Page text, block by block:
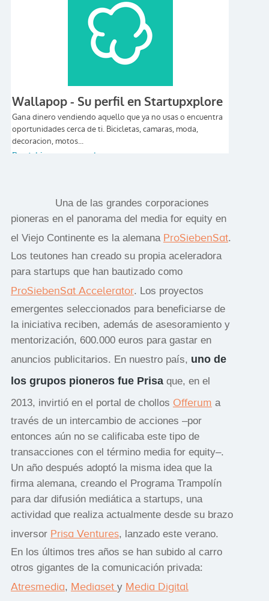
Una de las grandes corporaciones
pioneras en el panorama del media for equity en
el Viejo Continente es la alemana ProSiebenSat.
Los teutones han creado su propia aceleradora
para startups que han bautizado como
ProSiebenSat Accelerator. Los proyectos
emergentes seleccionados para beneficiarse de
la iniciativa reciben, además de asesoramiento y
mentorización, 600.000 euros para gastar en
anuncios publicitarios. En nuestro país, uno de
los grupos pioneros fue Prisaque, en el
2013, invirtió en el portal de chollos Offerum a
través de un intercambio de acciones –por
entonces aún no se calificaba este tipo de
transacciones con el término media for equity–.
Un año después adoptó la misma idea que la
firma alemana, creando el Programa Trampolín
para dar difusión mediática a startups, una
actividad que realiza actualmente desde su brazo
inversor Prisa Ventures, lanzado este verano.
En los últimos tres años se han subido al carro
otros gigantes de la comunicación privada:
Atresmedia, Mediaset y Media Digital